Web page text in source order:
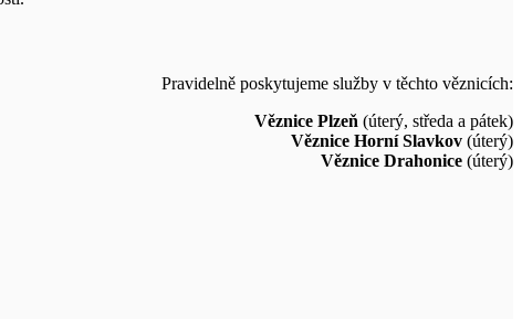
Pravidelně poskytujeme služby v těchto věznicích:
Věznice Plzeň (úterý, středa a pátek)
Věznice Horní Slavkov (úterý)
Věznice Drahonice (úterý)